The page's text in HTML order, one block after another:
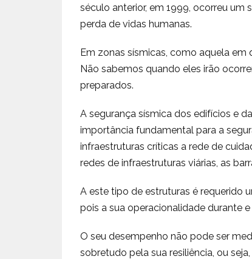
século anterior, em 1999, ocorreu um
perda de vidas humanas.
Em zonas sísmicas, como aquela em
Não sabemos quando eles irão
preparados.
A segurança sísmica dos edifícios e
importância fundamental para a
infraestruturas críticas a rede de
redes de infraestruturas viárias, as
A este tipo de estruturas é requerido
pois a sua operacionalidade durante
O seu desempenho não pode ser
sobretudo pela sua resiliência, ou